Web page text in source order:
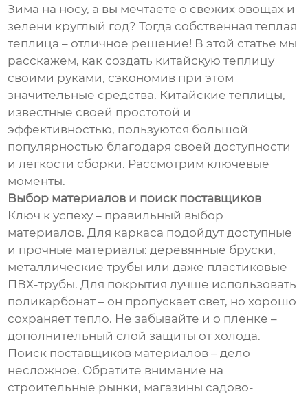
Зима на носу, а вы мечтаете о свежих овощах и
зелени круглый год? Тогда собственная теплая
теплица – отличное решение! В этой статье мы
расскажем, как создать китайскую теплицу
своими руками, сэкономив при этом
значительные средства. Китайские теплицы,
известные своей простотой и
эффективностью, пользуются большой
популярностью благодаря своей доступности
и легкости сборки. Рассмотрим ключевые
моменты.
Выбор материалов и поиск поставщиков
Ключ к успеху – правильный выбор
материалов. Для каркаса подойдут доступные
и прочные материалы: деревянные бруски,
металлические трубы или даже пластиковые
ПВХ-трубы. Для покрытия лучше использовать
поликарбонат – он пропускает свет, но хорошо
сохраняет тепло. Не забывайте и о пленке –
дополнительный слой защиты от холода.
Поиск поставщиков материалов – дело
несложное. Обратите внимание на
строительные рынки, магазины садово-